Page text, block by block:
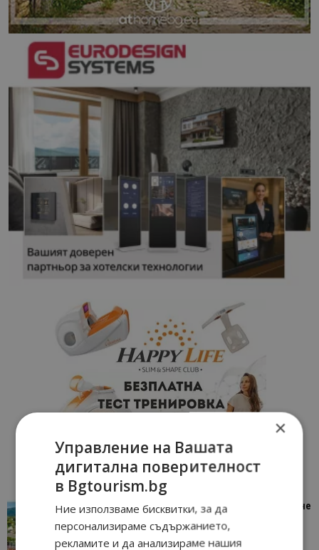
“Пощенска картичка от…”: Петрич – Изживяване
×
Управление на Вашата
дигитална поверителност
в Bgtourism.bg
Ние използваме бисквитки, за да
персонализираме съдържанието,
рекламите и да анализираме нашия